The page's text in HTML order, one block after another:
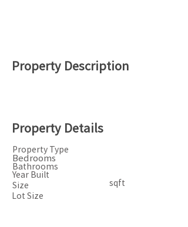
Property Description
Property Details
Property Type
Bedrooms
Bathrooms
Year Built
Size
sqft
Lot Size